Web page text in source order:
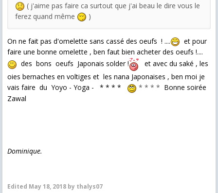
( j'aime pas faire ca surtout que j'ai beau le dire vous le
ferez quand même
)
On ne fait pas d'omelette sans cassé des oeufs ! ....
et pour
faire une bonne omelette , ben faut bien acheter des oeufs !....
des bons oeufs Japonais solder !
et avec du saké , les
oies bernaches en voltiges et les nana Japonaises , ben moi je
vais faire du Yoyo - Yoga - * * * *
* * * * Bonne soirée
Zawal
Dominique.
Edited May 18, 2018 by thalys07